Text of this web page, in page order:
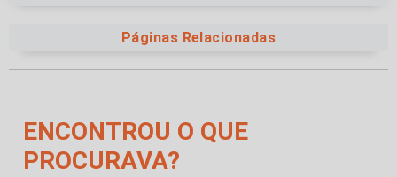
Páginas Relacionadas
ENCONTROU O QUE
PROCURAVA?